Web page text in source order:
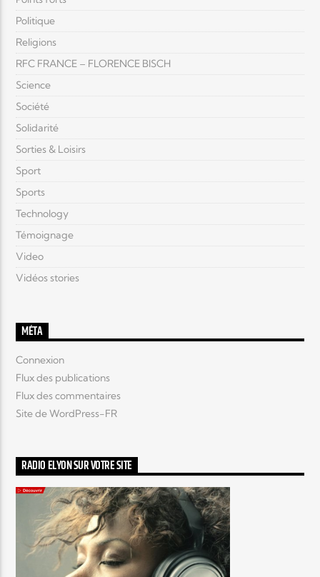
Politique
Religions
RFC FRANCE – FLORENCE BISCH
Science
Société
Solidarité
Sorties & Loisirs
Sport
Sports
Technology
Témoignage
Video
Vidéos stories
MÉTA
Connexion
Flux des publications
Flux des commentaires
Site de WordPress-FR
RADIO ELYON SUR VOTRE SITE